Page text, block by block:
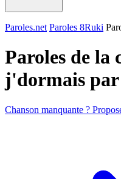
Paroles.net Paroles 8Ruki
Paroles de la
j'dormais par
Chanson manquante ?